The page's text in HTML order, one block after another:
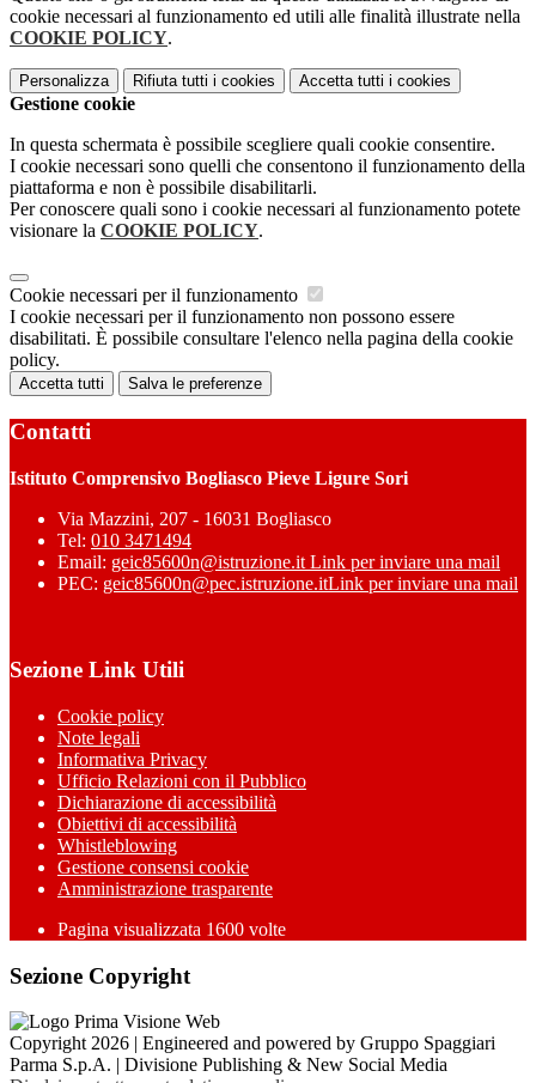
cookie necessari al funzionamento ed utili alle finalità illustrate nella
COOKIE POLICY.
Personalizza Rifiuta tutti i cookies Accetta tutti i cookies
Gestione cookie
In questa schermata è possibile scegliere quali cookie consentire.
I cookie necessari sono quelli che consentono il funzionamento della
piattaforma e non è possibile disabilitarli.
Per conoscere quali sono i cookie necessari al funzionamento potete
visionare la COOKIE POLICY.
Cookie necessari per il funzionamento
I cookie necessari per il funzionamento non possono essere
disabilitati. È possibile consultare l'elenco nella pagina della cookie
policy.
Accetta tutti Salva le preferenze
Contatti
Istituto Comprensivo Bogliasco Pieve Ligure Sori
Via Mazzini, 207 - 16031 Bogliasco
Tel: 010 3471494
Email: geic85600n@istruzione.it Link per inviare una mail
PEC: geic85600n@pec.istruzione.itLink per inviare una mail
Sezione Link Utili
Cookie policy
Note legali
Informativa Privacy
Ufficio Relazioni con il Pubblico
Dichiarazione di accessibilità
Obiettivi di accessibilità
Whistleblowing
Gestione consensi cookie
Amministrazione trasparente
Pagina visualizzata 1600 volte
Sezione Copyright
Copyright 2026 | Engineered and powered by Gruppo Spaggiari
Parma S.p.A. | Divisione Publishing & New Social Media